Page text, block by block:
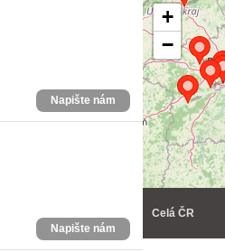
Napište nám
Napište nám
+
−
Celá ČR